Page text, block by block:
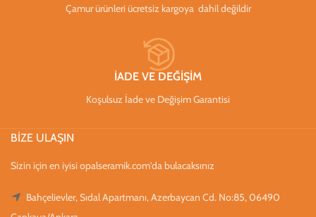
Çamur ürünleri ücretsiz kargoya dahil değildir
İADE VE DEĞİŞİM
Koşulsuz İade ve Değişim Garantisi
BİZE ULAŞIN
Sizin için en iyisi opalseramik.com'da bulacaksınız
Bahçelievler, Sıdal Apartmanı, Azerbaycan Cd. No:85, 06490